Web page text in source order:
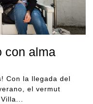
con alma
Con la llegada del
el vermut